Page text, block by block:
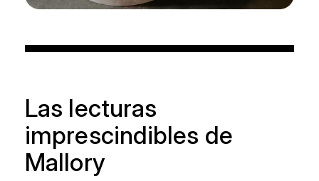
Las lecturas
imprescindibles de
Mallory